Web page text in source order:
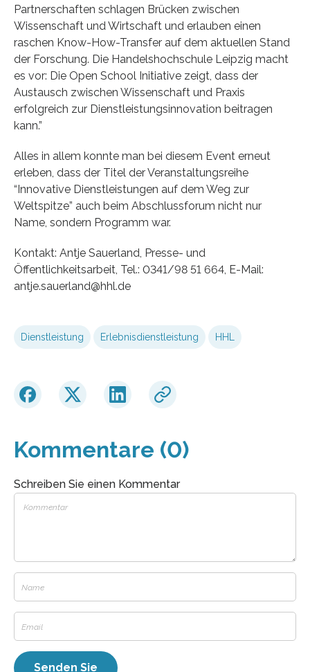
Partnerschaften schlagen Brücken zwischen
Wissenschaft und Wirtschaft und erlauben einen
raschen Know-How-Transfer auf dem aktuellen Stand
der Forschung. Die Handelshochschule Leipzig macht
es vor: Die Open School Initiative zeigt, dass der
Austausch zwischen Wissenschaft und Praxis
erfolgreich zur Dienstleistungsinnovation beitragen
kann.”
Alles in allem konnte man bei diesem Event erneut
erleben, dass der Titel der Veranstaltungsreihe
“Innovative Dienstleistungen auf dem Weg zur
Weltspitze” auch beim Abschlussforum nicht nur
Name, sondern Programm war.
Kontakt: Antje Sauerland, Presse- und
Öffentlichkeitsarbeit, Tel.: 0341/98 51 664, E-Mail:
antje.sauerland@hhl.de
Dienstleistung Erlebnisdienstleistung HHL
Kommentare (0)
Schreiben Sie einen Kommentar